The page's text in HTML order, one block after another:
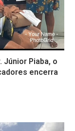
Júnior Piaba, o
encerra